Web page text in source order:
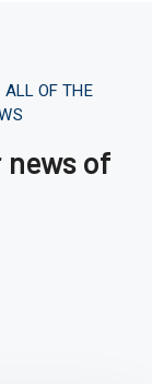
ALL OF THE
of